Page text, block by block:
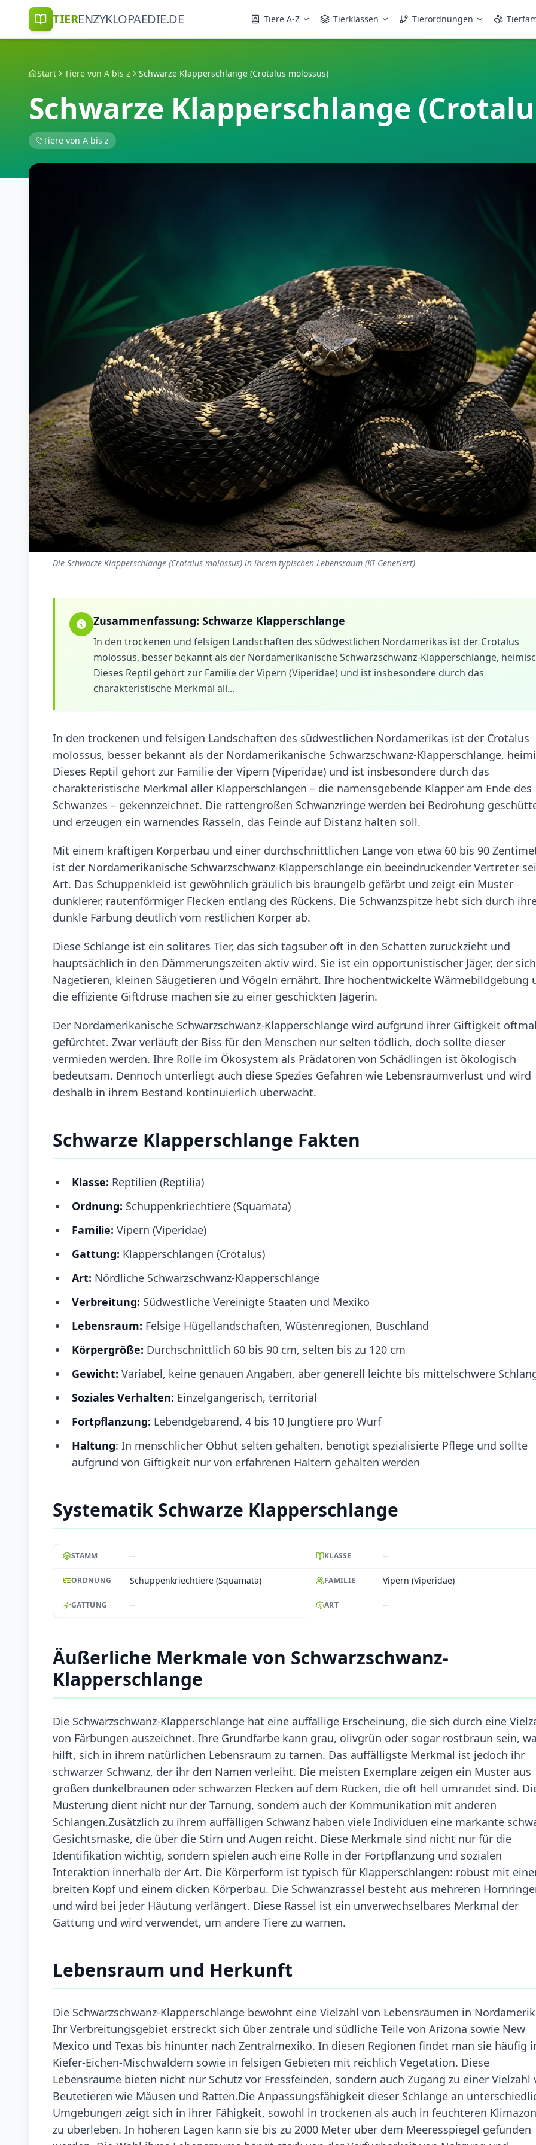
TIERENZYKLOPAEDIE.DE Tiere A-Z Tierklassen Tierordnungen
Start Tiere von A bis z Schwarze Klapperschlange (Crotalus molossus)
Schwarze Klapperschlange
Tiere von A bis z
Die Schwarze Klapperschlange (Crotalus molossus) in ihrem typischen Lebensraum (KI Generiert)
Zusammenfassung: Schwarze Klapperschlange
In den trockenen und felsigen Landschaften des südwestlichen Nordamerikas ist der Crotalus
molossus, besser bekannt als der Nordamerikanische Schwarzschwanz-Klapperschlange,
Dieses Reptil gehört zur Familie der Vipern (Viperidae) und ist insbesondere durch das
charakteristische Merkmal all...
In den trockenen und felsigen Landschaften des südwestlichen Nordamerikas ist der Crotalus
molossus, besser bekannt als der Nordamerikanische Schwarzschwanz-Klapperschlange,
Dieses Reptil gehört zur Familie der Vipern (Viperidae) und ist insbesondere durch das
charakteristische Merkmal aller Klapperschlangen – die namensgebende Klapper am Ende des
Schwanzes – gekennzeichnet. Die rattengroßen Schwanzringe werden bei Bedrohung
und erzeugen ein warnendes Rasseln, das Feinde auf Distanz halten soll.
Mit einem kräftigen Körperbau und einer durchschnittlichen Länge von etwa 60 bis 90
ist der Nordamerikanische Schwarzschwanz-Klapperschlange ein beeindruckender Vertreter
Art. Das Schuppenkleid ist gewöhnlich gräulich bis braungelb gefärbt und zeigt ein Muster
dunklerer, rautenförmiger Flecken entlang des Rückens. Die Schwanzspitze hebt sich durch
dunkle Färbung deutlich vom restlichen Körper ab.
Diese Schlange ist ein solitäres Tier, das sich tagsüber oft in den Schatten zurückzieht und
hauptsächlich in den Dämmerungszeiten aktiv wird. Sie ist ein opportunistischer Jäger, der
Nagetieren, kleinen Säugetieren und Vögeln ernährt. Ihre hochentwickelte Wärmebildgebung
die effiziente Giftdrüse machen sie zu einer geschickten Jägerin.
Der Nordamerikanische Schwarzschwanz-Klapperschlange wird aufgrund ihrer Giftigkeit
gefürchtet. Zwar verläuft der Biss für den Menschen nur selten tödlich, doch sollte dieser
vermieden werden. Ihre Rolle im Ökosystem als Prädatoren von Schädlingen ist ökologisch
bedeutsam. Dennoch unterliegt auch diese Spezies Gefahren wie Lebensraumverlust und wird
deshalb in ihrem Bestand kontinuierlich überwacht.
Schwarze Klapperschlange Fakten
Klasse: Reptilien (Reptilia)
Ordnung: Schuppenkriechtiere (Squamata)
Familie: Vipern (Viperidae)
Gattung: Klapperschlangen (Crotalus)
Art: Nördliche Schwarzschwanz-Klapperschlange
Verbreitung: Südwestliche Vereinigte Staaten und Mexiko
Lebensraum: Felsige Hügellandschaften, Wüstenregionen, Buschland
Körpergröße: Durchschnittlich 60 bis 90 cm, selten bis zu 120 cm
Gewicht: Variabel, keine genauen Angaben, aber generell leichte bis mittelschwere
Soziales Verhalten: Einzelgängerisch, territorial
Fortpflanzung: Lebendgebärend, 4 bis 10 Jungtiere pro Wurf
Haltung: In menschlicher Obhut selten gehalten, benötigt spezialisierte Pflege und sollte
aufgrund von Giftigkeit nur von erfahrenen Haltern gehalten werden
Systematik Schwarze Klapperschlange
STAMM -- KLASSE --
ORDNUNG Schuppenkriechtiere (Squamata) FAMILIE Vipern (Viperidae)
GATTUNG -- ART --
Äußerliche Merkmale von Schwarzschwanz-
Klapperschlange
Die Schwarzschwanz-Klapperschlange hat eine auffällige Erscheinung, die sich durch eine
von Färbungen auszeichnet. Ihre Grundfarbe kann grau, olivgrün oder sogar rostbraun sein,
hilft, sich in ihrem natürlichen Lebensraum zu tarnen. Das auffälligste Merkmal ist jedoch ihr
schwarzer Schwanz, der ihr den Namen verleiht. Die meisten Exemplare zeigen ein Muster aus
großen dunkelbraunen oder schwarzen Flecken auf dem Rücken, die oft hell umrandet sind.
Musterung dient nicht nur der Tarnung, sondern auch der Kommunikation mit anderen
Schlangen.Zusätzlich zu ihrem auffälligen Schwanz haben viele Individuen eine markante
Gesichtsmaske, die über die Stirn und Augen reicht. Diese Merkmale sind nicht nur für die
Identifikation wichtig, sondern spielen auch eine Rolle in der Fortpflanzung und sozialen
Interaktion innerhalb der Art. Die Körperform ist typisch für Klapperschlangen: robust mit
breiten Kopf und einem dicken Körperbau. Die Schwanzrassel besteht aus mehreren
und wird bei jeder Häutung verlängert. Diese Rassel ist ein unverwechselbares Merkmal der
Gattung und wird verwendet, um andere Tiere zu warnen.
Lebensraum und Herkunft
Die Schwarzschwanz-Klapperschlange bewohnt eine Vielzahl von Lebensräumen in
Ihr Verbreitungsgebiet erstreckt sich über zentrale und südliche Teile von Arizona sowie New
Mexico und Texas bis hinunter nach Zentralmexiko. In diesen Regionen findet man sie häufig
Kiefer-Eichen-Mischwäldern sowie in felsigen Gebieten mit reichlich Vegetation. Diese
Lebensräume bieten nicht nur Schutz vor Fressfeinden, sondern auch Zugang zu einer Vielzahl
Beutetieren wie Mäusen und Ratten.Die Anpassungsfähigkeit dieser Schlange an
Umgebungen zeigt sich in ihrer Fähigkeit, sowohl in trockenen als auch in feuchteren
zu überleben. In höheren Lagen kann sie bis zu 2000 Meter über dem Meeresspiegel gefunden